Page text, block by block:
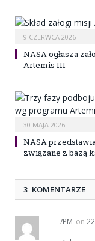
9 CZERWCA 2026
NASA ogłasza
Artemis III
30 MAJA 2026
NASA
związane z bazą
3 KOMENTARZE
/PM on